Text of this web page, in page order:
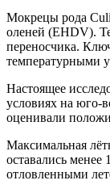
Мокрецы рода
оленей (EHDV).
переносчика.
температурными
Настоящее
условиях на юго-
оценивали
Максимальная
оставались
отловленными